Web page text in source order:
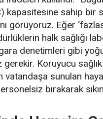
kapasitesine sahip bir
görüyoruz. Eğer
halk sağlığı
denetimleri gibi
gerekir. Koruyucu
vatandaşa sunulan
bırakarak